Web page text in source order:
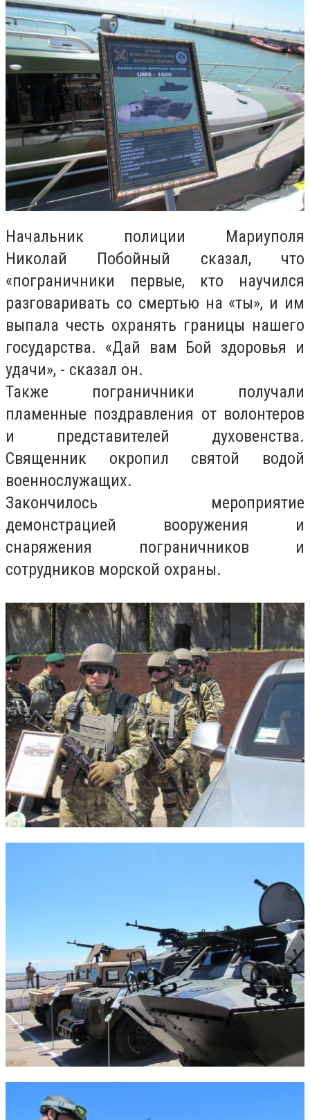
Начальник полиции Мариуполя
Николай Побойный сказал, что
«пограничники первые, кто научился
разговаривать со смертью на «ты», и им
выпала честь охранять границы нашего
государства. «Дай вам Бой здоровья и
удачи», - сказал он.
Также пограничники получали
пламенные поздравления от волонтеров
и представителей духовенства.
Священник окропил святой водой
военнослужащих.
Закончилось мероприятие
демонстрацией вооружения и
снаряжения пограничников и
сотрудников морской охраны.